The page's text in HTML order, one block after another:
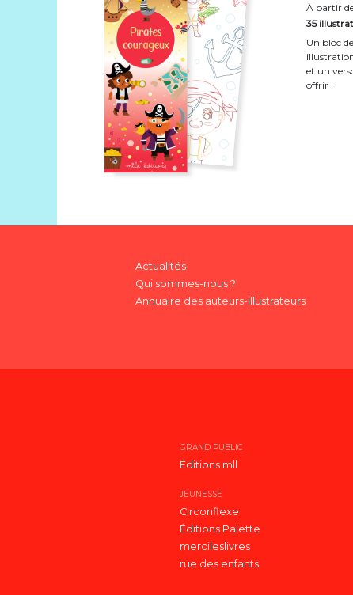
À partir
35
Un bloc
et un
offrir !
Actualités
Qui sommes-nous ?
Annuaire des auteurs-illustrateurs
GRAND PUBLIC
Éditions mll
JEUNESSE
Circonflexe
Éditions Palette
mercileslivres
rue des enfants